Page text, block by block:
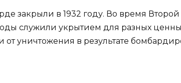
закрыли в 1932 году. Во время Второй
служили укрытием для разных
от уничтожения в результате